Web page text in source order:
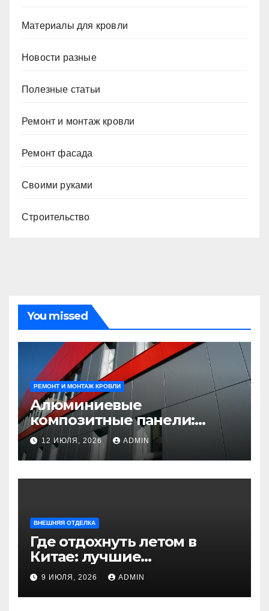
Материалы для кровли
Новости разные
Полезные статьи
Ремонт и монтаж кровли
Ремонт фасада
Своими руками
Строительство
You missed
РЕМОНТ И МОНТАЖ КРОВЛИ
Алюминиевые
композитные панели:
универсальное решение
для современного
строительства и дизайна
12 ИЮЛЯ, 2026 ADMIN
ВНЕШНЯЯ ОТДЕЛКА
Где отдохнуть летом в
Китае: лучшие
направления для
незабываемого
путешествия
9 ИЮЛЯ, 2026 ADMIN